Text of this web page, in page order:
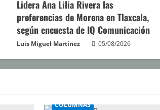
Lidera Ana Lilia Rivera las
preferencias de Morena en Tlaxcala,
según encuesta de IQ Comunicación
Luis Miguel Martínez 05/08/2026
COLUMNAS